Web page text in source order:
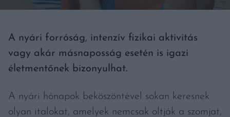
A nyári forróság, intenzív fizikai aktivitás
vagy akár másnaposság esetén is igazi
életmentőnek bizonyulhat.
A nyári hónapok beköszöntével sokan keresnek
olyan italokat, amelyek nemcsak oltják a szomjat,